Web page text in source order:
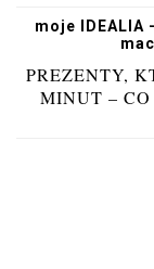
moje
PREZENTY,
MINUT –